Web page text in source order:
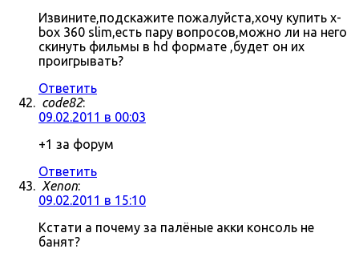
Извините,подскажите пожалуйста,хочу купить x-
box 360 slim,есть пару вопросов,можно ли на него
скинуть фильмы в hd формате ,будет он их
проигрывать?
Ответить
code82:
09.02.2011 в 00:03
+1 за форум
Ответить
Xenon:
09.02.2011 в 15:10
Кстати а почему за палёные акки консоль не
банят?